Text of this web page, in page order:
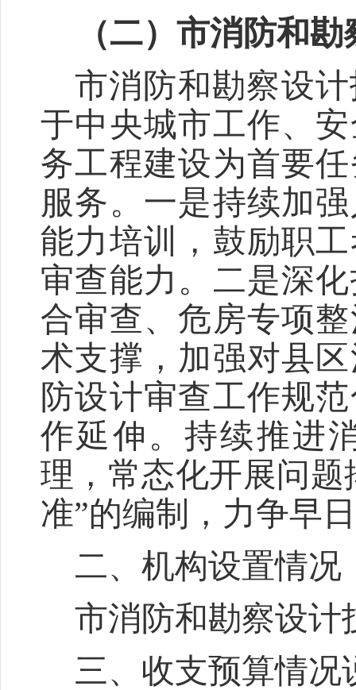
（二） 市消防和勘
市消防和勘察设
于中央城市工作、
务工程建设为首要
服务。 一是持续加
能力培训，鼓励职
审查能力。 二是深
合审查、危房专项
术支撑，加强对县
防设计审查工作规
作延伸。持续推进
理，常态化开展问
准”的编制，力争早
二、 机构设置情况
市消防和勘察设计
三、收支预算情况